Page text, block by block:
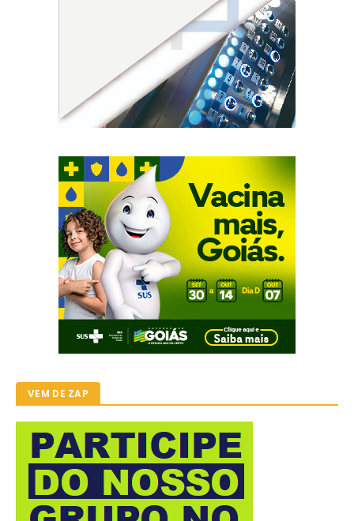
VEM DE ZAP